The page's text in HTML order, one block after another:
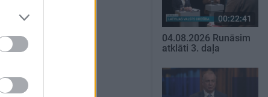
00:22:41
04.08.2026 Runāsim
atklāti 3. daļa